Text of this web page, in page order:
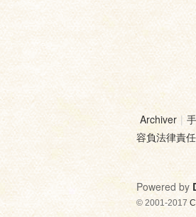
Archiver |
容負法律責
Powered by
© 2001-2017